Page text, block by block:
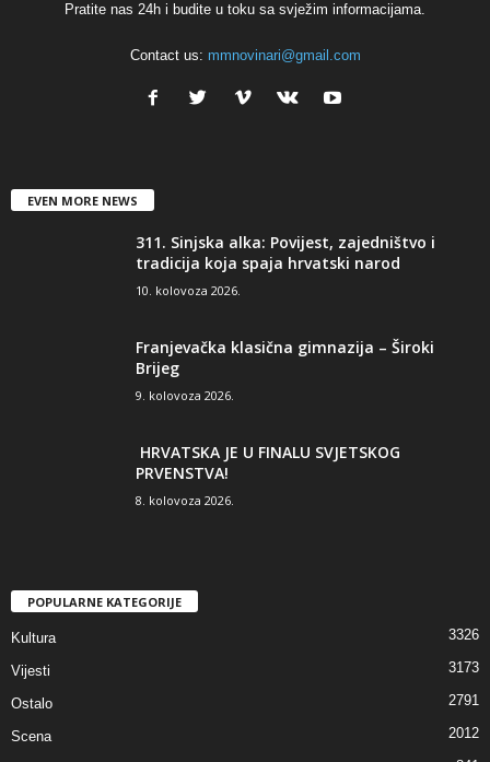
Pratite nas 24h i budite u toku sa svježim informacijama.
Contact us: mmnovinari@gmail.com
EVEN MORE NEWS
311. Sinjska alka: Povijest, zajedništvo i
tradicija koja spaja hrvatski narod
10. kolovoza 2026.
Franjevačka klasična gimnazija – Široki
Brijeg
9. kolovoza 2026.
HRVATSKA JE U FINALU SVJETSKOG
PRVENSTVA!
8. kolovoza 2026.
POPULARNE KATEGORIJE
Kultura 3326
Vijesti 3173
Ostalo 2791
Scena 2012